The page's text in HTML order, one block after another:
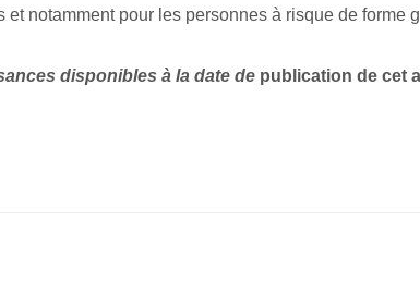
notamment pour les personnes à risque de forme
disponibles à la date de publication de cet